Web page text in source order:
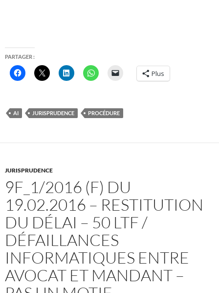
PARTAGER :
Plus
AI JURISPRUDENCE PROCÉDURE
JURISPRUDENCE
9F_1/2016 (F) DU
19.02.2016 – RESTITUTION
DU DÉLAI – 50 LTF /
DÉFAILLANCES
INFORMATIQUES ENTRE
AVOCAT ET MANDANT –